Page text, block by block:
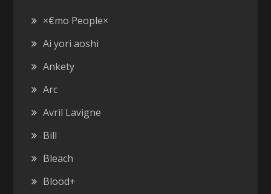
×€mo People×
Ai yori aoshi
Ankety
Arc
Avril Lavigne
Bill
Bleach
Blood+